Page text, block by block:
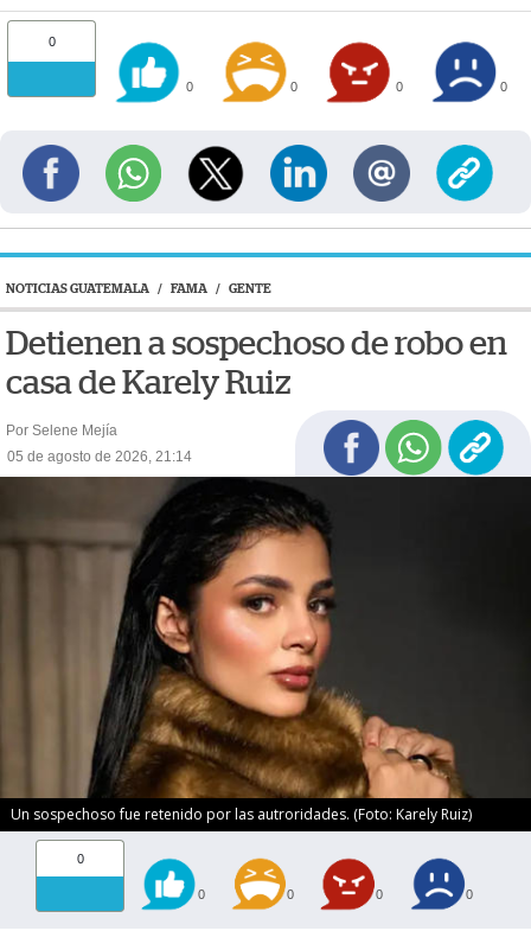
0
0 0 0 0
NOTICIAS GUATEMALA / FAMA / GENTE
Detienen a sospechoso de robo en
casa de Karely Ruiz
Por Selene Mejía
05 de agosto de 2026, 21:14
Un sospechoso fue retenido por las autroridades. (Foto: Karely Ruiz)
0
0 0 0 0